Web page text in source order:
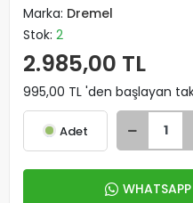
Marka: Dremel
Stok: 2
2.985,00 TL
995,00 TL 'den başlayan
Adet
WHATSAPP